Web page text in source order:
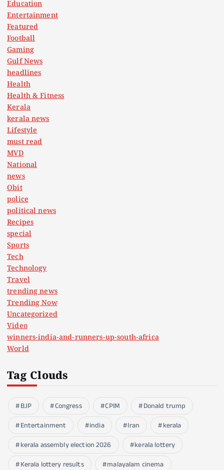
Education
Entertainment
Featured
Football
Gaming
Gulf News
headlines
Health
Health & Fitness
Kerala
kerala news
Lifestyle
must read
MVD
National
news
Obit
police
political news
Recipes
special
Sports
Tech
Technology
Travel
trending news
Trending Now
Uncategorized
Video
winners-india-and-runners-up-south-africa
World
Tag Clouds
BJP Congress CPIM
Donald trump
Entertainment
india Iran
kerala
kerala assembly election 2026
kerala lottery
Kerala lottery results
malayalam cinema